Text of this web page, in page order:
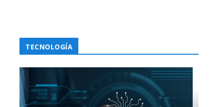
TECNOLOGÍA